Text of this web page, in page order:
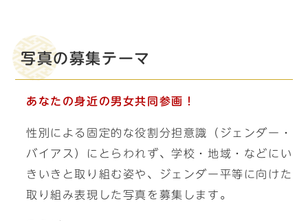
写真の募集テーマ
あなたの身近の男女共同参画！
性別による固定的な役割分担意識（ジェンダー・
バイアス）にとらわれず、学校・地域・などにい
きいきと取り組む姿や、ジェンダー平等に向けた
取り組み表現した写真を募集します。